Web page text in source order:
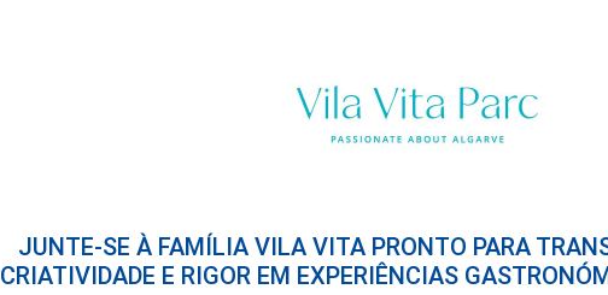
JUNTE-SE À FAMÍLIA VILA VITA PRONTO PARA
CRIATIVIDADE E RIGOR EM EXPERIÊNCIAS